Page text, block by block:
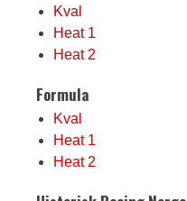
Kval
Heat 1
Heat 2
Formula
Kval
Heat 1
Heat 2